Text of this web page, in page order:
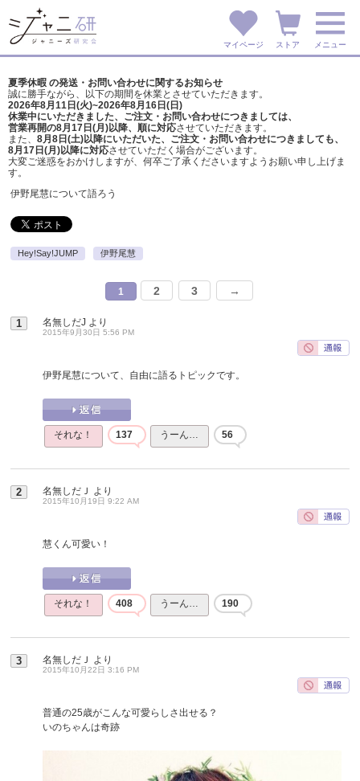
マイページ ストア メニュー
夏季休暇 の発送・お問い合わせに関するお知らせ
誠に勝手ながら、以下の期間を休業とさせていただきます。
2026年8月11日(火)~2026年8月16日(日)
休業中にいただきました、ご注文・お問い合わせにつきましては、
営業再開の8月17日(月)以降、順に対応させていただきます。
また、 8月8日(土)以降にいただいた、ご注文・ お問い合わせにつきましても、
8月17日(月)以降に対応させていただく場合がございます。
大変ご迷惑をおかけしますが、 何卒ご了承くださいますようお願い申し上げま
す。
伊野尾慧について語ろう
Hey!Say!JUMP 伊野尾慧
1 2 3 →
1 名無しだJ より
2015年9月30日 5:56 PM
伊野尾慧について、自由に語るトピックです。
それな！ 137 うーん… 56
2 名無しだＪ より
2015年10月19日 9:22 AM
慧くん可愛い！
それな！ 408 うーん… 190
3 名無しだＪ より
2015年10月22日 3:16 PM
普通の25歳がこんな可愛らしさ出せる？
いのちゃんは奇跡